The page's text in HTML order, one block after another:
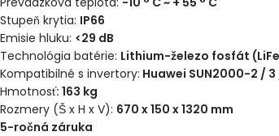
Stupeň krytia: IP66
Emisie hluku: <29 dB
Technológia batérie: Lithium-železo fosfát
Kompatibilné s invertory: Huawei SUN2000-2 /
Hmotnosť: 163 kg
Rozmery (Š x H x V): 670 x 150 x 1320 mm
5-ročná záruka